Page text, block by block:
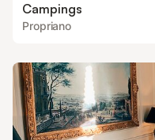
Campings
Propriano